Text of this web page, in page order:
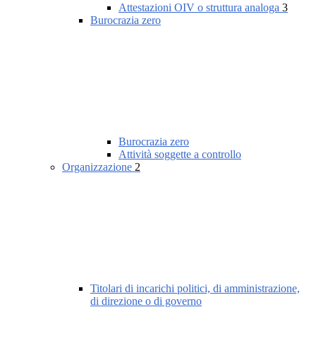
Attestazioni OIV o struttura analoga 3
Burocrazia zero
Burocrazia zero
Attività soggette a controllo
Organizzazione 2
Titolari di incarichi politici, di amministrazione,
di direzione o di governo